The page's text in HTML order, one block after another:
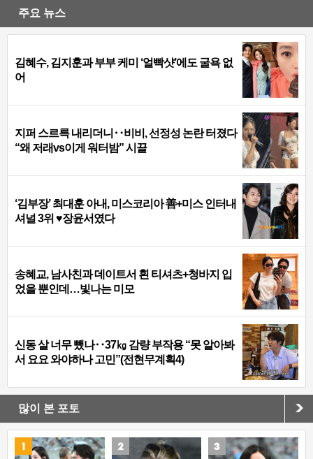
주요 뉴스
김혜수, 김지훈과 부부 케미 ‘얼빡샷’에도 굴욕 없
어
지퍼 스르륵 내리더니‥비비, 선정성 논란 터졌다
“왜 저래vs이게 워터밤” 시끌
‘김부장’ 최대훈 아내, 미스코리아 善+미스 인터내
셔널 3위 ♥장윤서였다
송혜교, 남사친과 데이트서 흰 티셔츠+청바지 입
었을 뿐인데…빛나는 미모
신동 살 너무 뺐나‥37㎏ 감량 부작용 “못 알아봐
서 요요 와야하나 고민”(전현무계획4)
많이 본 포토